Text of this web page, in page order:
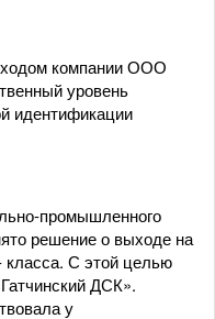
компании ООО
уровень
идентификации
промышленного
решение о выходе на
класса. С этой целью
ДСК».
у